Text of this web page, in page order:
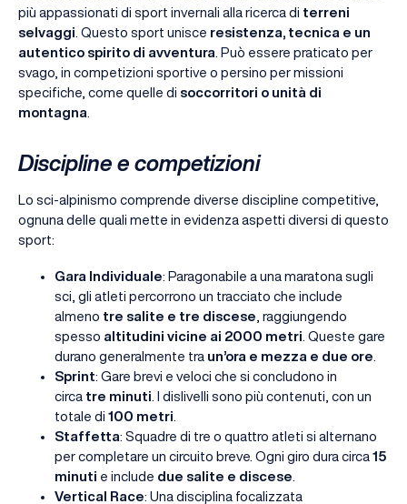
più appassionati di sport invernali alla ricerca di terreni
selvaggi . Questo sport unisce resistenza, tecnica e un
autentico spirito di avventura . Può essere praticato per
svago, in competizioni sportive o persino per missioni
specifiche, come quelle di soccorritori o unità di
montagna
Discipline e competizioni
Lo sci-alpinismo comprende diverse discipline competitive,
ognuna delle quali mette in evidenza aspetti diversi di questo
sport:
Gara Individuale: Paragonabile a una maratona sugli
sci, gli atleti percorrono un tracciato che include
almeno tre salite e tre discese , raggiungendo
spesso altitudini vicine ai 2000 metri . Queste gare
durano generalmente tra un’ora e mezza e due ore
Sprint: Gare brevi e veloci che si concludono in
circa tre minuti . I dislivelli sono più contenuti, con un
totale di 100 metri
Staffetta: Squadre di tre o quattro atleti si alternano
per completare un circuito breve. Ogni giro dura circa 15
minuti e include due salite e discese
Vertical Race: Una disciplina focalizzata